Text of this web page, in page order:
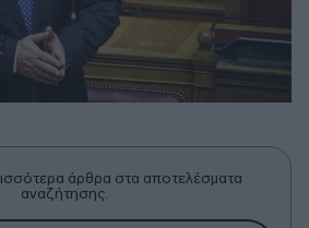
άρθρα στα αποτελέσματα
αναζήτησης.